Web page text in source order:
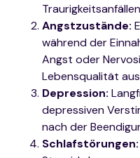
Angstzustände:
während der
Angst oder
Lebensqualität
Depression:
depressiven
nach der
Schlafstörungen: